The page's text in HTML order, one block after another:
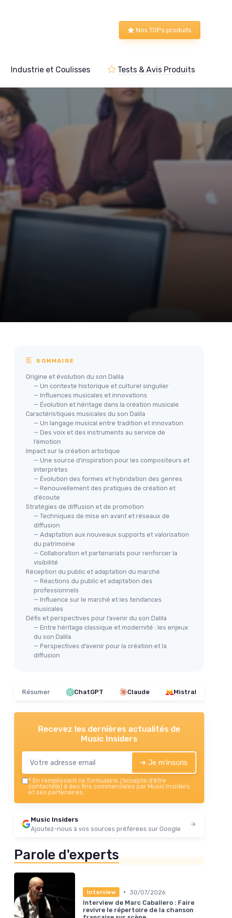
Nos TOPs produits
Industrie et Coulisses Tests & Avis Produits
SOMMAIRE
Origine et évolution du son Dalila
— Un contexte historique et culturel singulier
— Influences musicales et innovations
— Évolution et héritage dans la création musicale
Caractéristiques musicales du son Dalila
— Un langage musical entre tradition et innovation
— Des voix et des instruments au service de
l’émotion
Impact sur la création artistique
— Une source d’inspiration pour les compositeurs et
interprètes
— Évolution des formes et hybridation des genres
— Renouvellement des pratiques de création et
d’écoute
Stratégies de diffusion et de promotion
— Techniques de mise en avant et réseaux de
diffusion
— Adaptation aux nouveaux supports et valorisation
du patrimoine
— Collaboration et partenariats pour renforcer la
visibilité
Réception du public et adaptation du marché
— Réactions du public et adaptation des
professionnels
— Influence sur le marché et les tendances
musicales
Défis et perspectives pour l’avenir du son Dalila
— Entre héritage classique et modernité : les enjeux
du son Dalila
— Perspectives d’avenir pour la création et la
diffusion
Résumer ChatGPT Claude Mistral
Recevez les dernières actualités de
Music Insiders
➔ Je m'inscris
* En remplissant ce formulaire, j’accepte d’être
contacté(e) à des fins commerciales par Music Insiders
et ses partenaires.
Music Insiders
Ajoutez-nous à vos sources préférées sur Google
Parole d'experts
Interview • 30/07/2026
Interview de Marc Caballero : Faire
revivre le répertoire de la chanson